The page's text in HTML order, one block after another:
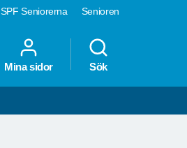
SPF Seniorerna Senioren
Mina sidor Sök